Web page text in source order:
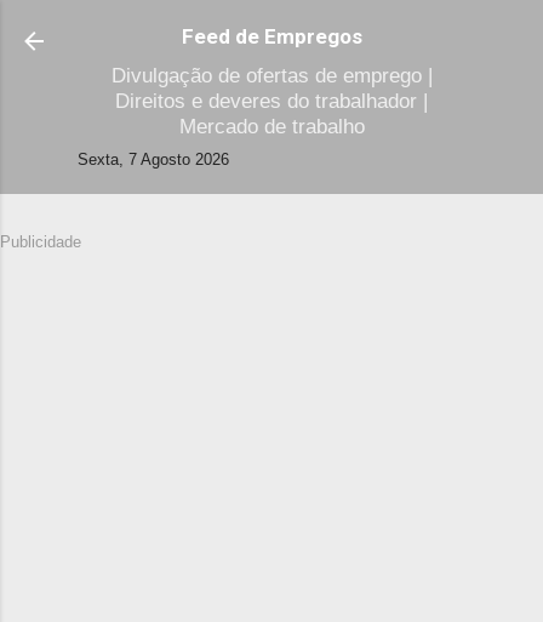
Avançar para o conteúdo principal
Feed de Empregos
Divulgação de ofertas de emprego |
Direitos e deveres do trabalhador |
Mercado de trabalho
Sexta, 7 Agosto 2026
Publicidade